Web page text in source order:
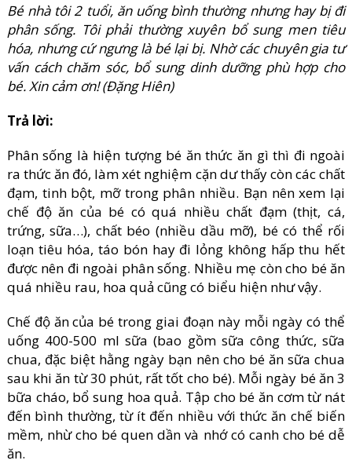
Bé nhà tôi 2 tuổi, ăn uống bình thường nhưng hay bị đi
phân sống. Tôi phải thường xuyên bổ sung men tiêu
hóa, nhưng cứ ngưng là bé lại bị. Nhờ các chuyên gia tư
vấn cách chăm sóc, bổ sung dinh dưỡng phù hợp cho
bé. Xin cảm ơn! (Đặng Hiên)
Trả lời:
Phân sống là hiện tượng bé ăn thức ăn gì thì đi ngoài
ra thức ăn đó, làm xét nghiệm cặn dư thấy còn các chất
đạm, tinh bột, mỡ trong phân nhiều. Bạn nên xem lại
chế độ ăn của bé có quá nhiều chất đạm (thịt, cá,
trứng, sữa…), chất béo (nhiều dầu mỡ), bé có thể rối
loạn tiêu hóa, táo bón hay đi lỏng không hấp thu hết
được nên đi ngoài phân sống. Nhiều mẹ còn cho bé ăn
quá nhiều rau, hoa quả cũng có biểu hiện như vậy.
Chế độ ăn của bé trong giai đoạn này mỗi ngày có thể
uống 400-500 ml sữa (bao gồm sữa công thức, sữa
chua, đặc biệt hằng ngày bạn nên cho bé ăn sữa chua
sau khi ăn từ 30 phút, rất tốt cho bé). Mỗi ngày bé ăn 3
bữa cháo, bổ sung hoa quả. Tập cho bé ăn cơm từ nát
đến bình thường, từ ít đến nhiều với thức ăn chế biến
mềm, nhừ cho bé quen dần và nhớ có canh cho bé dễ
ăn.